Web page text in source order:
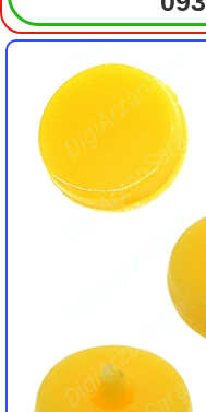
DigiArzanSara
DigiArzanSara
DigiArzanSara
DigiArzanSara